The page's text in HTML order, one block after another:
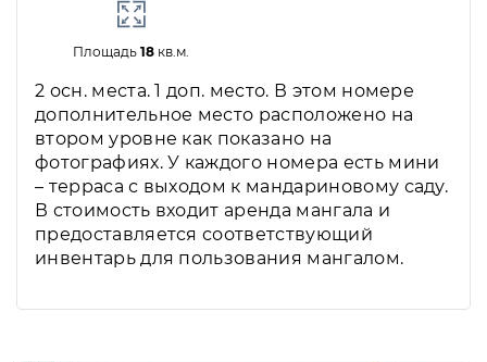
Площадь18 кв.м.
2 осн. места. 1 доп. место. В этом номере
дополнительное место расположено на
втором уровне как показано на
фотографиях. У каждого номера есть мини
– терраса с выходом к мандариновому саду.
В стоимость входит аренда мангала и
предоставляется соответствующий
инвентарь для пользования мангалом.